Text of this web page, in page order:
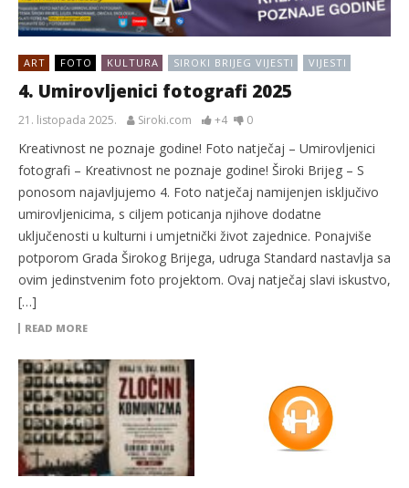
ART FOTO KULTURA SIROKI BRIJEG VIJESTI VIJESTI
4. Umirovljenici fotografi 2025
21. listopada 2025. Siroki.com +4 0
Kreativnost ne poznaje godine! Foto natječaj – Umirovljenici
fotografi – Kreativnost ne poznaje godine! Široki Brijeg – S
ponosom najavljujemo 4. Foto natječaj namijenjen isključivo
umirovljenicima, s ciljem poticanja njihove dodatne
uključenosti u kulturni i umjetnički život zajednice. Ponajviše
potporom Grada Širokog Brijega, udruga Standard nastavlja sa
ovim jedinstvenim foto projektom. Ovaj natječaj slavi iskustvo,
[…]
READ MORE